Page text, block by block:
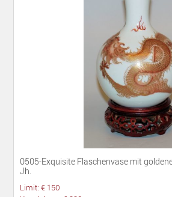
0505-Exquisite Flaschenvase mit
Jh.
Limit: € 150